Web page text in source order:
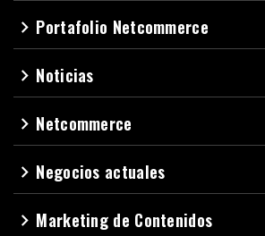
navigate_next Portafolio Netcommerce
navigate_next Noticias
navigate_next Netcommerce
navigate_next Negocios actuales
navigate_next Marketing de Contenidos